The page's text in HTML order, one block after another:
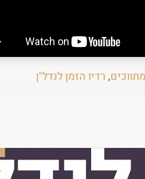
מתווכים,רדיו הזמן לנדל"ן